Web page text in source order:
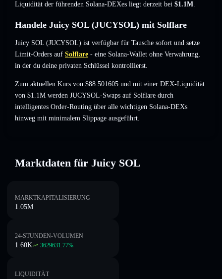
Liquidität der führenden Solana-DEXes liegt derzeit bei $1.1M.
Handele Juicy SOL (JUCYSOL) mit Solflare
Juicy SOL (JUCYSOL) ist verfügbar für Tausche sofort und setze
Limit-Orders auf Solflare - eine Solana-Wallet ohne Verwahrung,
in der du deine privaten Schlüssel kontrollierst.
Zum aktuellen Kurs von $88.501605 und mit einer DEX-Liquidität
von $1.1M werden JUCYSOL-Swaps auf Solflare durch
intelligentes Order-Routing über alle wichtigen Solana-DEXs
hinweg mit minimalem Slippage ausgeführt.
Marktdaten für Juicy SOL
MARKTKAPITALISIERUNG
1.05M
24-STUNDEN-VOLUMEN
1.60K 3629631.77%
LIQUIDITÄT